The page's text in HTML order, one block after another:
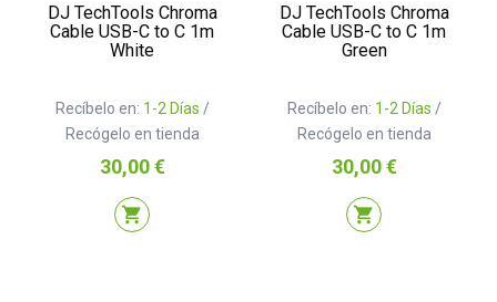
DJ TechTools Chroma
Cable USB-C to C 1m
White
Recíbelo en: 1-2 Días /
Recógelo en tienda
Precio
30,00 €
shopping_cart
DJ TechTools Chroma
Cable USB-C to C 1m
Green
Recíbelo en: 1-2 Días /
Recógelo en tienda
Precio
30,00 €
shopping_cart